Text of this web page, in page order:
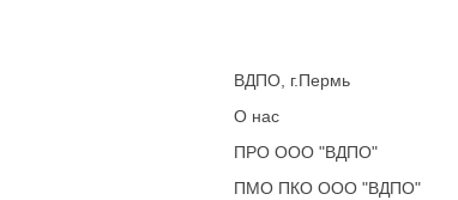
ВДПО, г.Пермь
О нас
ПРО ООО "ВДПО"
ПМО ПКО ООО "ВДПО"